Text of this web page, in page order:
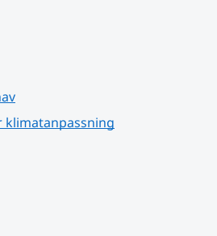
klimatanpassning